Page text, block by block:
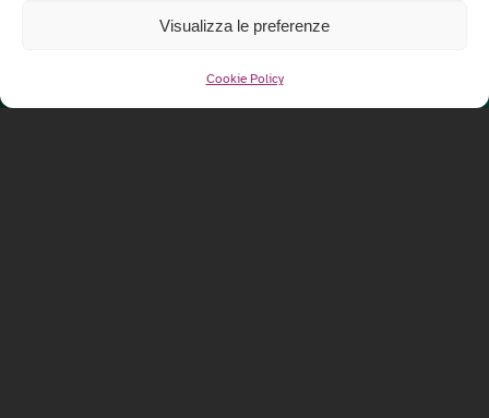
Visualizza le preferenze
Cookie Policy